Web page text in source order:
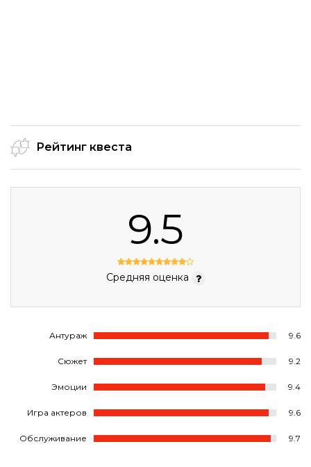
Рейтинг квеста
9.5
Средняя оценка
Антураж 9.6
Сюжет 9.2
Эмоции 9.4
Игра актеров 9.6
Обслуживание 9.7